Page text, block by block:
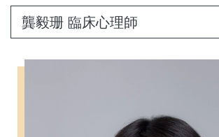
龔毅珊 臨床心理師